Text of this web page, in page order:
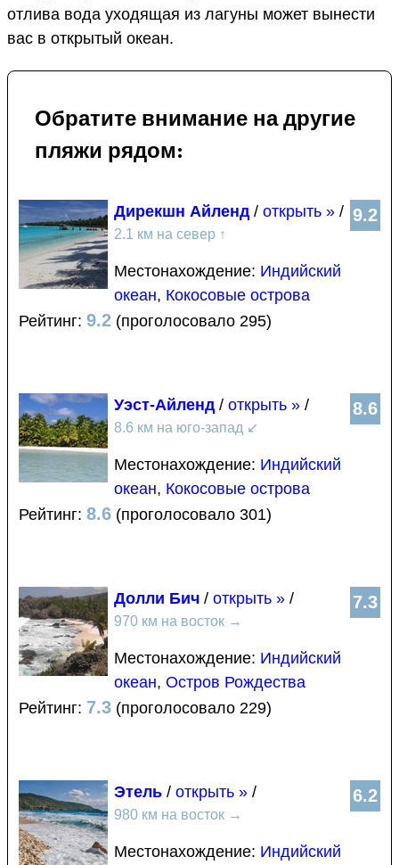
отлива вода уходящая из лагуны может вынести
вас в открытый океан.
Обратите внимание на другие
пляжи рядом:
9.2
Дирекшн Айленд / открыть » /
2.1 км на север ↑
Местонахождение: Индийский
океан, Кокосовые острова
Рейтинг: 9.2 (проголосовало 295)
8.6
Уэст-Айленд / открыть » /
8.6 км на юго-запад ↙
Местонахождение: Индийский
океан, Кокосовые острова
Рейтинг: 8.6 (проголосовало 301)
7.3
Долли Бич / открыть » /
970 км на восток →
Местонахождение: Индийский
океан, Остров Рождества
Рейтинг: 7.3 (проголосовало 229)
6.2
Этель / открыть » /
980 км на восток →
Местонахождение: Индийский